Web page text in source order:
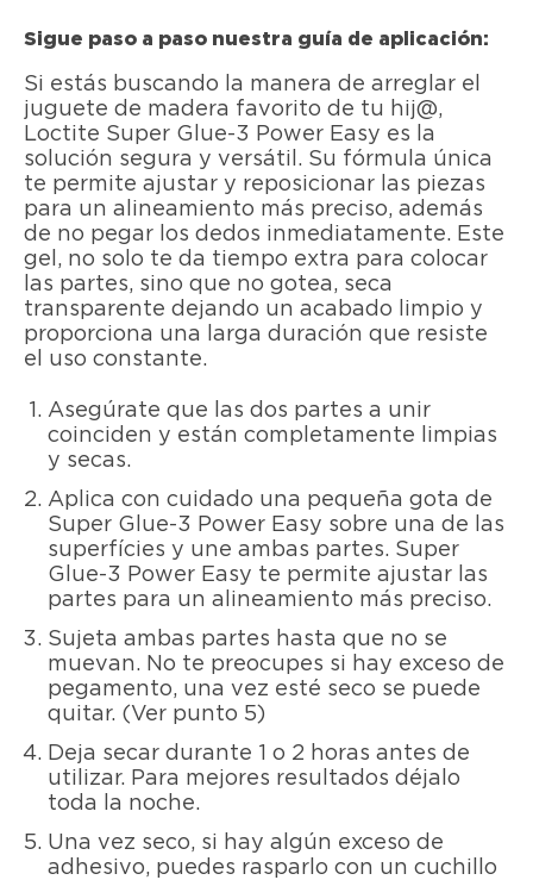
Sigue paso a paso nuestra guía de aplicación:
Si estás buscando la manera de arreglar el
juguete de madera favorito de tu hij@,
Loctite Super Glue-3 Power Easy es la
solución segura y versátil. Su fórmula única
te permite ajustar y reposicionar las piezas
para un alineamiento más preciso, además
de no pegar los dedos inmediatamente. Este
gel, no solo te da tiempo extra para colocar
las partes, sino que no gotea, seca
transparente dejando un acabado limpio y
proporciona una larga duración que resiste
el uso constante.
Asegúrate que las dos partes a unir
coinciden y están completamente limpias
y secas.
Aplica con cuidado una pequeña gota de
Super Glue-3 Power Easy sobre una de las
superfícies y une ambas partes. Super
Glue-3 Power Easy te permite ajustar las
partes para un alineamiento más preciso.
Sujeta ambas partes hasta que no se
muevan. No te preocupes si hay exceso de
pegamento, una vez esté seco se puede
quitar. (Ver punto 5)
Deja secar durante 1 o 2 horas antes de
utilizar. Para mejores resultados déjalo
toda la noche.
Una vez seco, si hay algún exceso de
adhesivo, puedes rasparlo con un cuchillo